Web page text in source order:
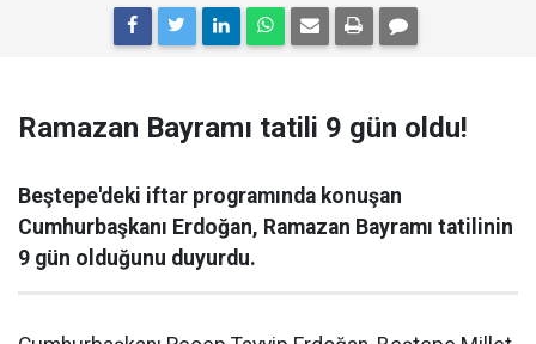
Ramazan Bayramı tatili 9 gün oldu!
Beştepe'deki iftar programında konuşan
Cumhurbaşkanı Erdoğan, Ramazan Bayramı tatilinin
9 gün olduğunu duyurdu.